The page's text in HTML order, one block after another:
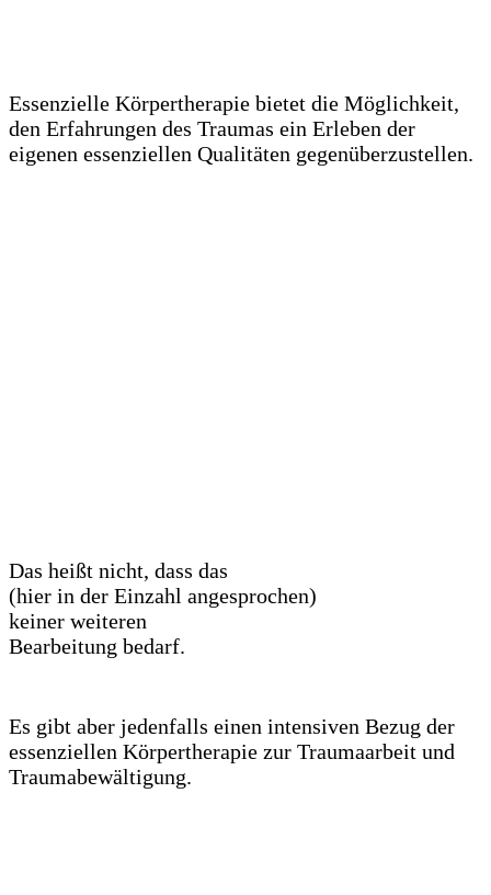
Essenzielle Körpertherapie bietet die Möglichkeit,
den Erfahrungen des Traumas ein Erleben der
eigenen essenziellen Qualitäten gegenüberzustellen.
Das heißt nicht, dass das
(hier in der Einzahl angesprochen)
keiner weiteren
Bearbeitung bedarf.
Es gibt aber jedenfalls einen intensiven Bezug der
essenziellen Körpertherapie zur Traumaarbeit und
Traumabewältigung.